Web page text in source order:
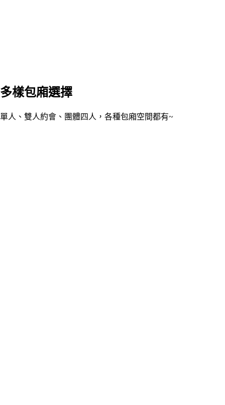
多樣包廂選擇
單人、雙人約會、團體四人，各種包廂空間都有~